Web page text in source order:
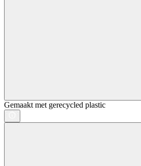
Gemaakt met gerecycled plastic